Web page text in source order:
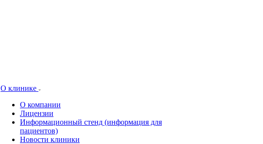
О клинике
О компании
Лицензии
Информационный стенд (информация для
пациентов)
Новости клиники